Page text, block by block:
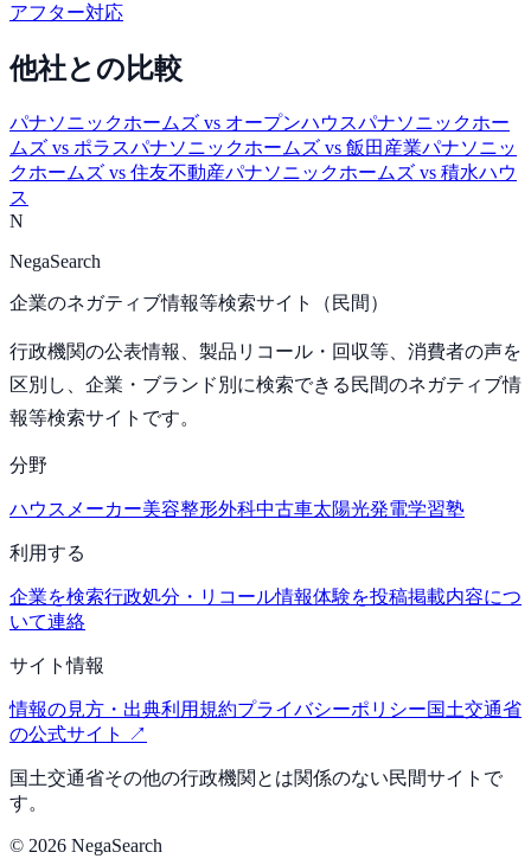
アフター対応
他社との比較
パナソニックホームズ vs オープンハウスパナソニックホー
ムズ vs ポラスパナソニックホームズ vs 飯田産業パナソニッ
クホームズ vs 住友不動産パナソニックホームズ vs 積水ハウ
ス
N
NegaSearch
企業のネガティブ情報等検索サイト（民間）
行政機関の公表情報、製品リコール・回収等、消費者の声を
区別し、企業・ブランド別に検索できる民間のネガティブ情
報等検索サイトです。
分野
ハウスメーカー美容整形外科中古車太陽光発電学習塾
利用する
企業を検索行政処分・リコール情報体験を投稿掲載内容につ
いて連絡
サイト情報
情報の見方・出典利用規約プライバシーポリシー国土交通省
の公式サイト ↗
国土交通省その他の行政機関とは関係のない民間サイトで
す。
© 2026 NegaSearch